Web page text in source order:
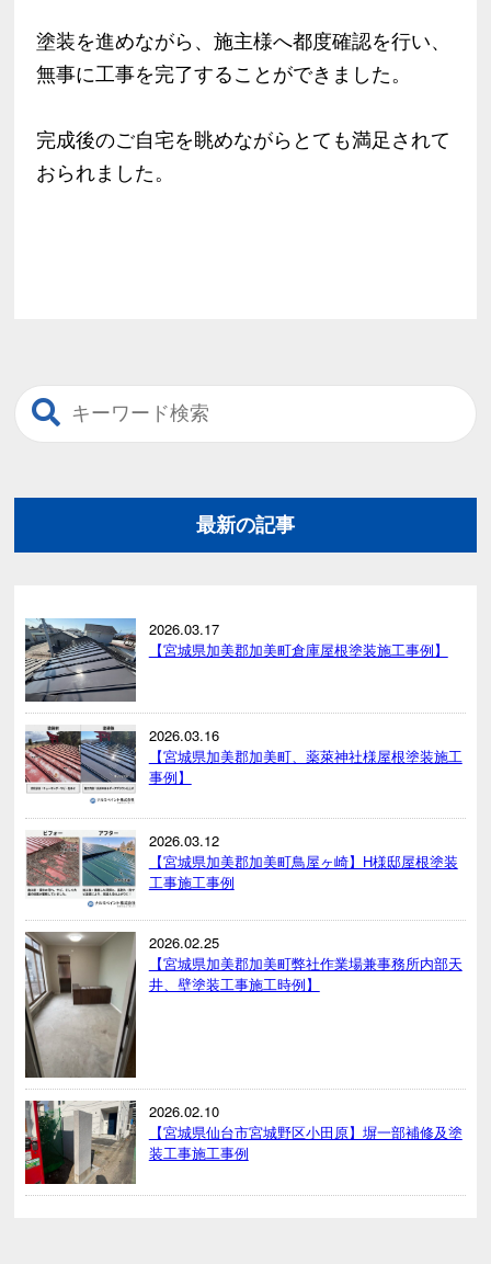
塗装を進めながら、施主様へ都度確認を行い、
無事に工事を完了することができました。
完成後のご自宅を眺めながらとても満足されて
おられました。
最新の記事
2026.03.17
【宮城県加美郡加美町倉庫屋根塗装施工事例】
2026.03.16
【宮城県加美郡加美町、薬萊神社様屋根塗装施工
事例】
2026.03.12
【宮城県加美郡加美町鳥屋ヶ崎】H様邸屋根塗装
工事施工事例
2026.02.25
【宮城県加美郡加美町弊社作業場兼事務所内部天
井、壁塗装工事施工時例】
2026.02.10
【宮城県仙台市宮城野区小田原】塀一部補修及塗
装工事施工事例